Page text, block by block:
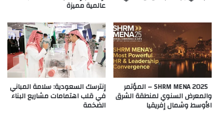
عالمية مميزة
SHRM MENA 2025 – المؤتمر
والمعرض السنوي لمنطقة الشرق
الأوسط وشمال إفريقيا
إنترسك السعودية: سلامة المباني
في قلب اهتمامات مشاريع البناء
الضخمة